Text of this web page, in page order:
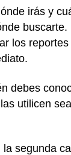
irás y
buscarte.
los reportes
debes
utilicen
segunda